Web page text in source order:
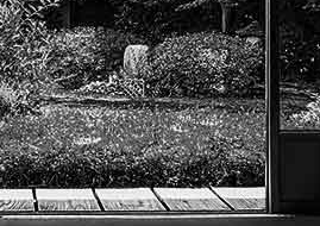
Académie
Martiaux